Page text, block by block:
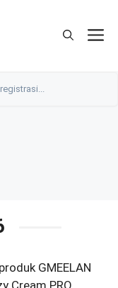
GMEELAN
Cream PRO